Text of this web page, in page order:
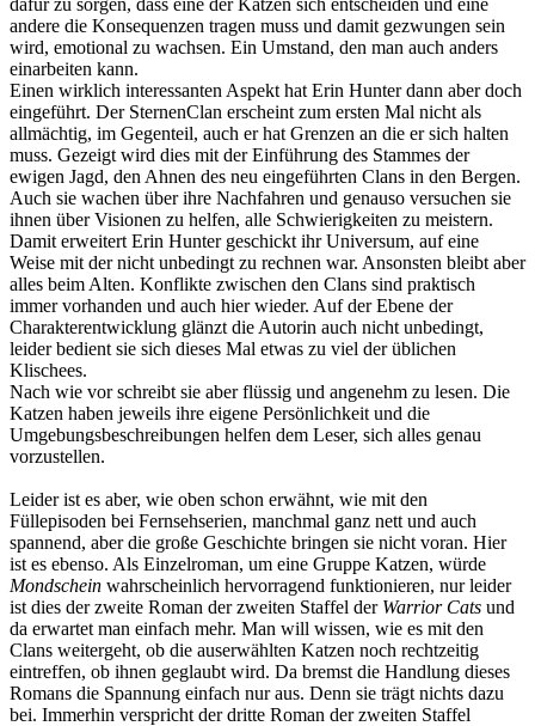
andere die Konsequenzen tragen muss und damit gezwungen sein
wird, emotional zu wachsen. Ein Umstand, den man auch anders
einarbeiten kann.
Einen wirklich interessanten Aspekt hat Erin Hunter dann aber doch
eingeführt. Der SternenClan erscheint zum ersten Mal nicht als
allmächtig, im Gegenteil, auch er hat Grenzen an die er sich halten
muss. Gezeigt wird dies mit der Einführung des Stammes der
ewigen Jagd, den Ahnen des neu eingeführten Clans in den Bergen.
Auch sie wachen über ihre Nachfahren und genauso versuchen sie
ihnen über Visionen zu helfen, alle Schwierigkeiten zu meistern.
Damit erweitert Erin Hunter geschickt ihr Universum, auf eine
Weise mit der nicht unbedingt zu rechnen war. Ansonsten bleibt aber
alles beim Alten. Konflikte zwischen den Clans sind praktisch
immer vorhanden und auch hier wieder. Auf der Ebene der
Charakterentwicklung glänzt die Autorin auch nicht unbedingt,
leider bedient sie sich dieses Mal etwas zu viel der üblichen
Klischees.
Nach wie vor schreibt sie aber flüssig und angenehm zu lesen. Die
Katzen haben jeweils ihre eigene Persönlichkeit und die
Umgebungsbeschreibungen helfen dem Leser, sich alles genau
vorzustellen.
Leider ist es aber, wie oben schon erwähnt, wie mit den
Füllepisoden bei Fernsehserien, manchmal ganz nett und auch
spannend, aber die große Geschichte bringen sie nicht voran. Hier
ist es ebenso. Als Einzelroman, um eine Gruppe Katzen, würde
Mondschein wahrscheinlich hervorragend funktionieren, nur leider
ist dies der zweite Roman der zweiten Staffel der Warrior Cats und
da erwartet man einfach mehr. Man will wissen, wie es mit den
Clans weitergeht, ob die auserwählten Katzen noch rechtzeitig
eintreffen, ob ihnen geglaubt wird. Da bremst die Handlung dieses
Romans die Spannung einfach nur aus. Denn sie trägt nichts dazu
bei. Immerhin verspricht der dritte Roman der zweiten Staffel